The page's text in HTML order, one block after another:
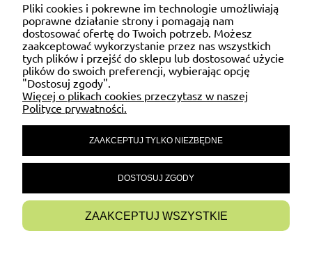
MOJE KONTO
POMOC
MATERIAŁY INFORMACYJNE
INFORMACJE
Pliki cookies i pokrewne im technologie umożliwiają
poprawne działanie strony i pomagają nam
dostosować ofertę do Twoich potrzeb. Możesz
zaakceptować wykorzystanie przez nas wszystkich
tych plików i przejść do sklepu lub dostosować użycie
plików do swoich preferencji, wybierając opcję
"Dostosuj zgody".
Więcej o plikach cookies przeczytasz w naszej
Polityce prywatności.
ZAAKCEPTUJ TYLKO NIEZBĘDNE
DOSTOSUJ ZGODY
ZAAKCEPTUJ WSZYSTKIE